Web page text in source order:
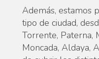
Además, estamos
tipo de ciudad,
Torrente, Paterna,
Moncada, Aldaya,